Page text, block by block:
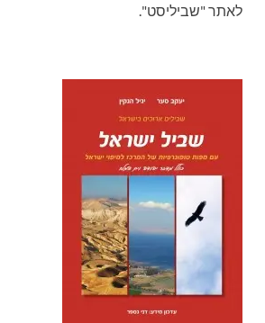
לאתר "שביליסט".